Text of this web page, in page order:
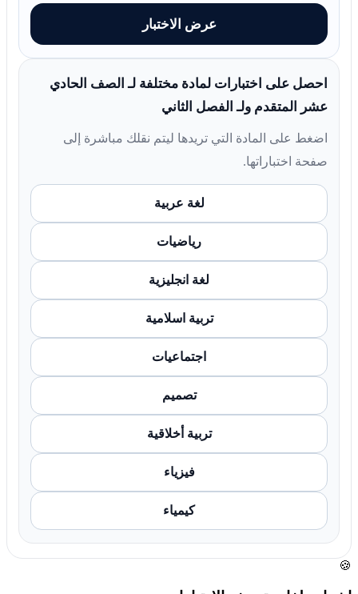
عرض الاختبار
احصل على اختبارات لمادة مختلفة لـ الصف الحادي
عشر المتقدم ولـ الفصل الثاني
اضغط على المادة التي تريدها ليتم نقلك مباشرة إلى
صفحة اختباراتها.
لغة عربية
رياضيات
لغة انجليزية
تربية اسلامية
اجتماعيات
تصميم
تربية أخلاقية
فيزياء
كيمياء
🍪